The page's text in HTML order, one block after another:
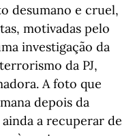
desumano e cruel,
motivadas pelo
investigação da
da PJ,
A foto que
depois da
a recuperar de